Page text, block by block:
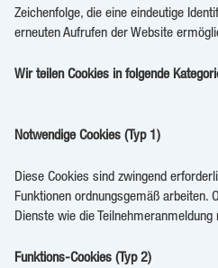
Zeichenfolge, die eine eindeutige
erneuten Aufrufen der Website
Wir teilen Cookies in folgende
Notwendige Cookies (Typ 1)
Diese Cookies sind zwingend
Funktionen ordnungsgemäß arbeiten.
Dienste wie die
Funktions-Cookies (Typ 2)